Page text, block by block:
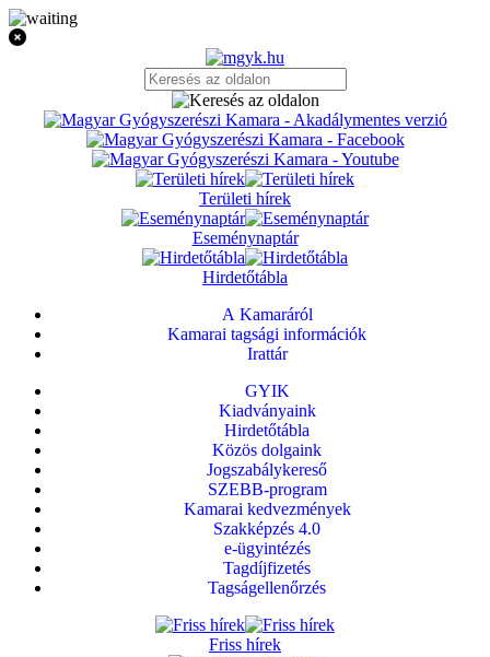
Területi hírek
Eseménynaptár
Hirdetőtábla
A Kamaráról
Kamarai tagsági információk
Irattár
GYIK
Kiadványaink
Hirdetőtábla
Közös dolgaink
Jogszabálykereső
SZEBB-program
Kamarai kedvezmények
Szakképzés 4.0
e-ügyintézés
Tagdíjfizetés
Tagságellenőrzés
Friss hírek